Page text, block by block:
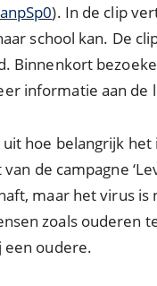
). In de clip
school kan. De
Binnenkort
informatie aan de
hoe belangrijk
de campagne
maar het virus is
zoals ouderen
een oudere.